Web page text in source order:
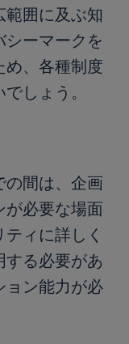
範囲に及ぶ知
ーマークを
め、各種制度
しょう。
の間は、企画
が必要な場面
ィに詳しく
する必要があ
ョン能力が必